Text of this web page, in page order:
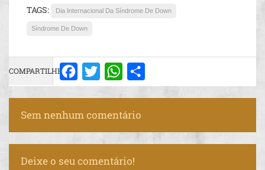
TAGS: Dia Internacional Da Síndrome De Down
Síndrome De Down
COMPARTILHE: Facebook
Twitter WhatsApp
Sem nenhum comentário
Deixe o seu comentário!